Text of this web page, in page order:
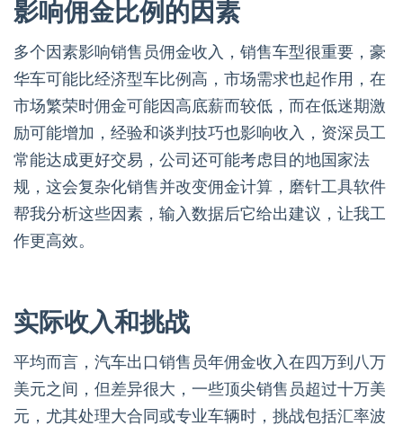
影响佣金比例的因素
多个因素影响销售员佣金收入，销售车型很重要，豪
华车可能比经济型车比例高，市场需求也起作用，在
市场繁荣时佣金可能因高底薪而较低，而在低迷期激
励可能增加，经验和谈判技巧也影响收入，资深员工
常能达成更好交易，公司还可能考虑目的地国家法
规，这会复杂化销售并改变佣金计算，磨针工具软件
帮我分析这些因素，输入数据后它给出建议，让我工
作更高效。
实际收入和挑战
平均而言，汽车出口销售员年佣金收入在四万到八万
美元之间，但差异很大，一些顶尖销售员超过十万美
元，尤其处理大合同或专业车辆时，挑战包括汇率波